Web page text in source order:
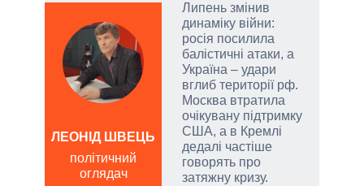
Липень змінив
динаміку війни:
росія посилила
балістичні атаки, а
Україна – удари
вглиб території рф.
Москва втратила
очікувану підтримку
США, а в Кремлі
дедалі частіше
говорять про
затяжну кризу.
ЛЕОНІД ШВЕЦЬ
політичний
оглядач